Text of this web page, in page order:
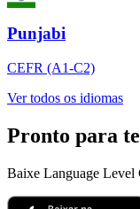
Punjabi
CEFR (A1-C2)
Ver todos os idiomas
Pronto para
Baixe Language Level